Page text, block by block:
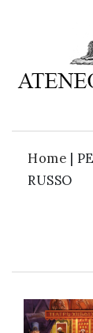
Home |
RUSSO
Ateneo
è
cultura